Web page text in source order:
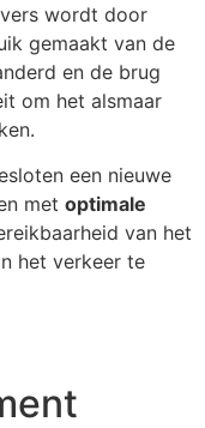
wordt door
gemaakt van de
en de brug
om het alsmaar
een nieuwe
met optimale
van het
het verkeer te